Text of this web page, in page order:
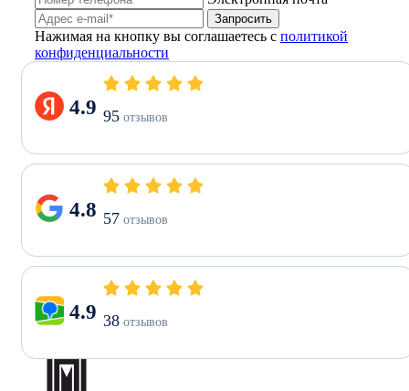
Запросить
Нажимая на кнопку вы соглашаетесь с политикой
конфиденциальности
4.9 95 отзывов
4.8 57 отзывов
4.9 38 отзывов